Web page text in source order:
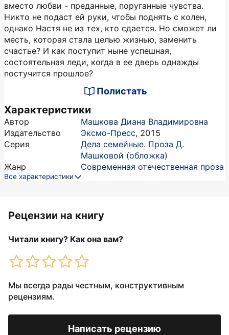
вместо любви - преданные, поруганные чувства.
Никто не подаст ей руки, чтобы поднять с колен,
однако Настя не из тех, кто сдается. Но сможет ли
месть, которая стала целью жизнью, заменить
счастье? И как поступит ныне успешная,
состоятельная леди, когда в ее дверь однажды
постучится прошлое?
Полистать
Характеристики
Автор
Машкова Диана Владимировна
Издательство
Эксмо-Пресс, 2015
Серия
Дела семейные. Проза Д.
Машковой (обложка)
Жанр
Современная отечественная проза
Все характеристики
Рецензии на книгу
Читали книгу? Как она вам?
Мы всегда рады честным, конструктивным
рецензиям.
Написать рецензию